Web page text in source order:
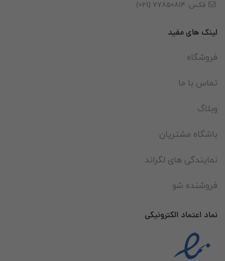
فکس: 77850814 (021)
لینک های مفید
فروشگاه
تماس با ما
وبلاگ
باشگاه مشتریان
نمایندگی های لگراند
فروشنده شو
نماد اعتماد الکترونیکی